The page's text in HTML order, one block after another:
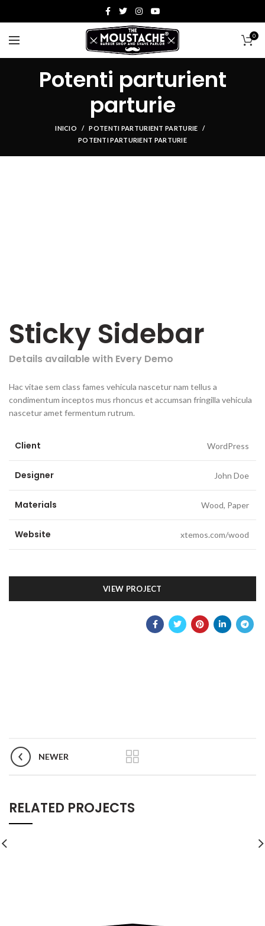
0
Potenti parturient
parturie
INICIO
POTENTI PARTURIENT PARTURIE
POTENTI PARTURIENT PARTURIE
Sticky Sidebar
Details available with Every Demo
Hac vitae sem class fames vehicula nascetur nam tellus a
condimentum inceptos mus rhoncus et accumsan fringilla vehicula
nascetur amet fermentum rutrum.
Client WordPress
Designer John Doe
Materials Wood, Paper
Website xtemos.com/wood
VIEW PROJECT
NEWER
RELATED PROJECTS